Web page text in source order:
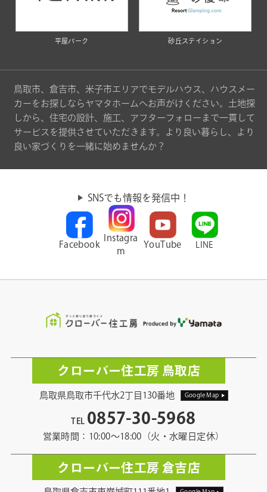
平屋パーク 砂丘ステイション
鳥取市、倉吉市、米子市エリアでモデルハウス、ハウスメー
カーをお探しならヤマタホームへお声がけください。土地探
しから、住宅の設計、施工、アフターフォローまで一貫して
サービスを提供させていただきます。より良い暮らし、より
良い家づくりを一緒に始めませんか？
SNSでも情報を発信中！
Facebook
Instagra
m
YouTube LINE
クローバー住工房 鳥取店
鳥取県鳥取市千代水2丁目130番地 Google Map
TEL 0857-30-5968
営業時間：10:00〜18:00（火・水曜日定休）
クローバー住工房 倉吉店